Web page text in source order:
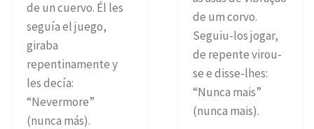
de un cuervo. Él les
seguía el juego,
giraba
repentinamente y
les decía:
“Nevermore”
(nunca más).
de um corvo.
Seguiu-los jogar,
de repente virou-
se e disse-lhes:
“Nunca mais”
(nunca mais).